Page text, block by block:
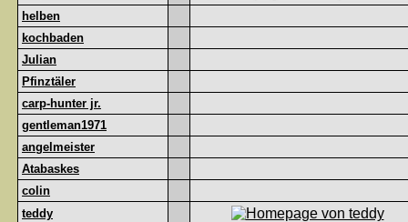
helben
kochbaden
Julian
Pfinztäler
carp-hunter jr.
gentleman1971
angelmeister
Atabaskes
colin
teddy